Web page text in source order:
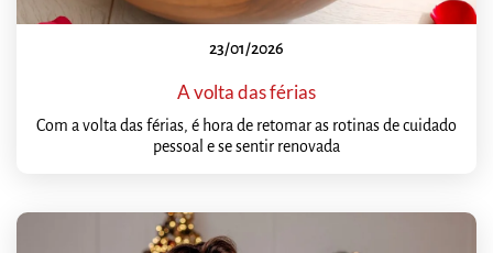
23/01/2026
A volta das férias
Com a volta das férias, é hora de retomar as rotinas de cuidado
pessoal e se sentir renovada